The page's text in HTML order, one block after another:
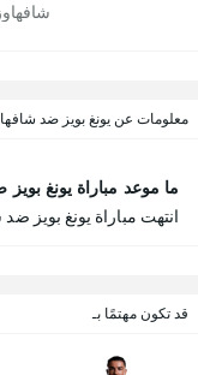
معلومات عن يونغ بويز ضد
ما موعد مباراة يونغ
انتهت مباراة يونغ بويز ضد
قد تكون مهتمًا بـ